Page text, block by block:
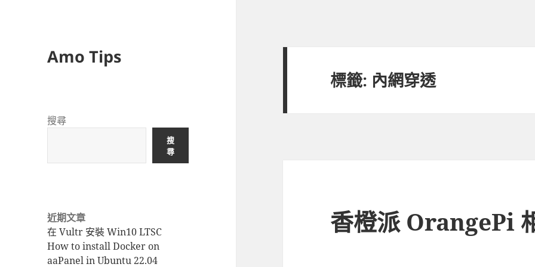
Amo Tips
搜尋
搜
尋
近期文章
在 Vultr 安裝 Win10 LTSC
How to install Docker on
aaPanel in Ubuntu 22.04
標籤: 內網穿透
香橙派 OrangePi